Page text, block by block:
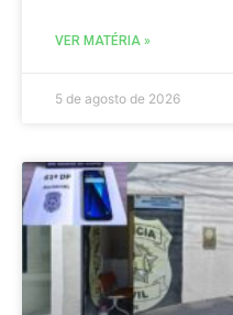
VER MATÉRIA »
5 de agosto de 2026